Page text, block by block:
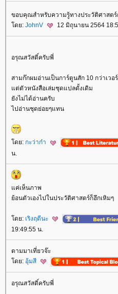
ขอบคุณสำหรับความรู้ทางประวัติศาสตร์
ดย: JohnV 12 มิถุนายน 2564
อรุณสวัสดิ์ครับพี่
สามก๊กผมอ่านเป็นการ์ตูนสัก 10 กว่าเวอ
ต่ตัวหนังสือเล่มชุดแปลดั้งเดิม
ังไม่ได้อ่านครับ
ไปอ่านชุดย่อยๆแทน
ดย: กะว่าก๋า
น.
ค่เห็นภาพ
้อนตัวเองไปในประวัติศาสตร์ก็ฮึกเหิมๆ
ดย: เริงฤดีนะ
19:49:55 น.
ตามมาเที่ยวจ๊ะ
ดย: อุ้มสี
อรุณสวัสดิ์ครับพี่